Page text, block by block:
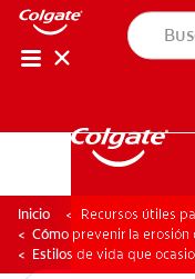
Inicio
Recursos útiles
Cómo prevenir la
Estilos de vida que